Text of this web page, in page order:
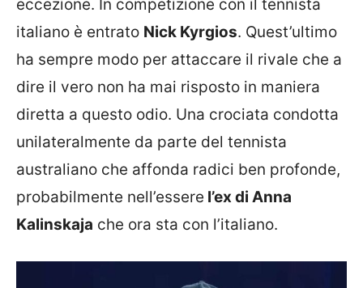
eccezione. In competizione con il tennista
italiano è entrato Nick Kyrgios. Quest’ultimo
ha sempre modo per attaccare il rivale che a
dire il vero non ha mai risposto in maniera
diretta a questo odio. Una crociata condotta
unilateralmente da parte del tennista
australiano che affonda radici ben profonde,
probabilmente nell’essere l’ex di Anna
Kalinskaja che ora sta con l’italiano.